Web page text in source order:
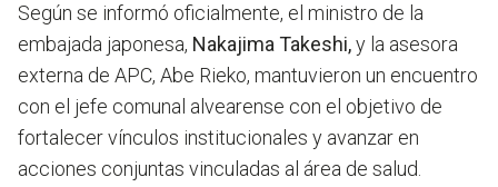
Según se informó oficialmente, el ministro de la
embajada japonesa, Nakajima Takeshi,y la asesora
externa de APC, Abe Rieko, mantuvieron un encuentro
con el jefe comunal alvearense con el objetivo de
fortalecer vínculos institucionales y avanzar en
acciones conjuntas vinculadas al área de salud.